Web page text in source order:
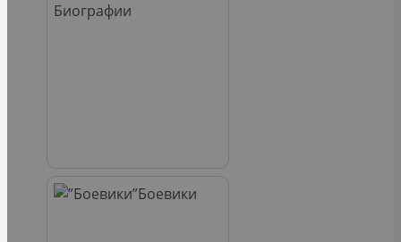
Биографии
Боевики